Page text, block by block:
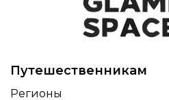
Путешественникам
Регионы